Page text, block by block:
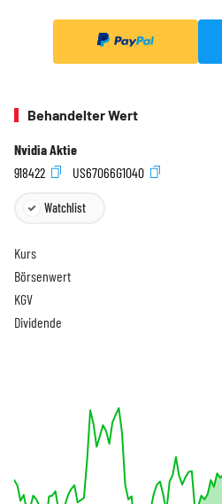
Behandelter Wert
Nvidia Aktie
918422
US67066G1040
Watchlist
Kurs
Börsenwert
KGV
Dividende